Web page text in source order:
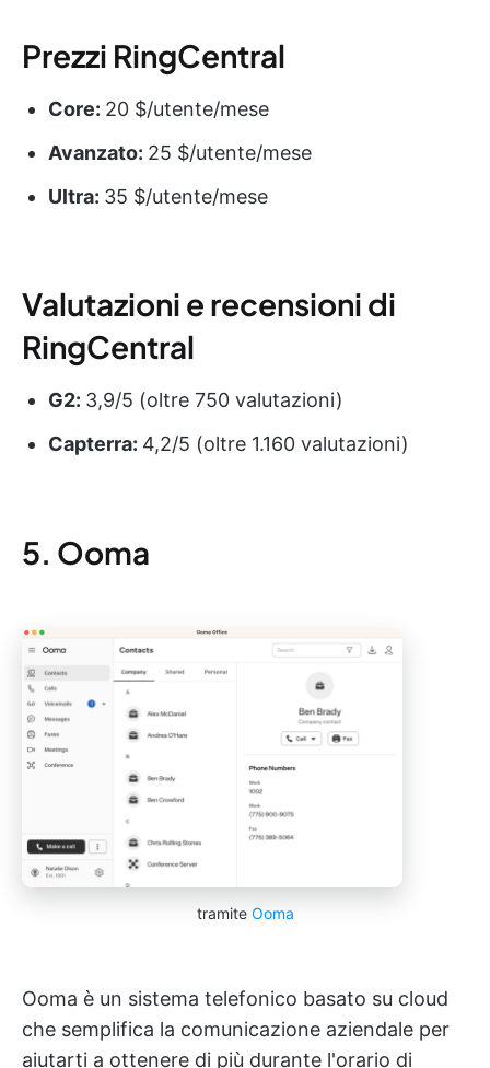
Prezzi RingCentral
Core: 20 $/utente/mese
Avanzato: 25 $/utente/mese
Ultra: 35 $/utente/mese
Valutazioni e recensioni di
RingCentral
G2: 3,9/5 (oltre 750 valutazioni)
Capterra: 4,2/5 (oltre 1.160 valutazioni)
5. Ooma
tramite Ooma
Ooma è un sistema telefonico basato su cloud
che semplifica la comunicazione aziendale per
aiutarti a ottenere di più durante l'orario di